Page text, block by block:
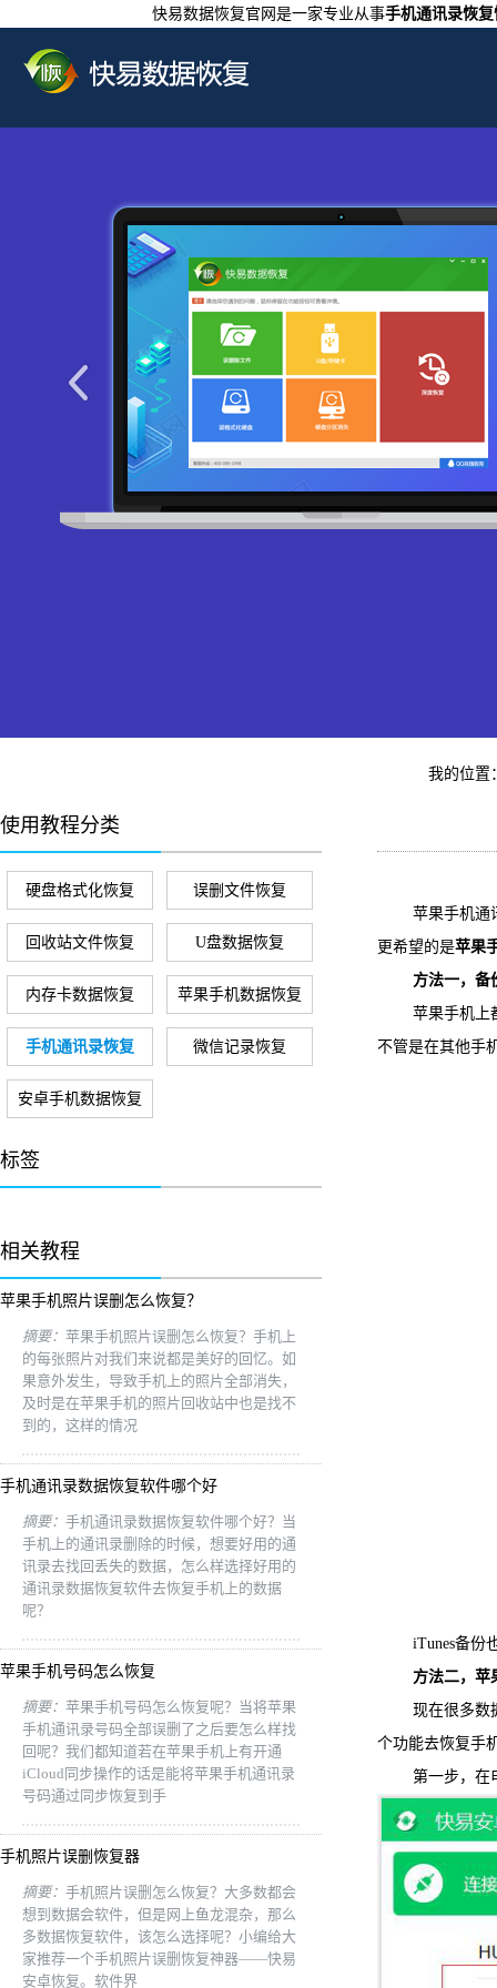
快易数据恢复官网是一家专业从事手机通讯录恢
我的位置
使用教程分类
硬盘格式化恢复 误删文件恢复
回收站文件恢复 U盘数据恢复
内存卡数据恢复 苹果手机数据恢复
手机通讯录恢复 微信记录恢复
安卓手机数据恢复
标签
相关教程
苹果手机照片误删怎么恢复？
摘要： 苹果手机照片误删怎么恢复？手机上
的每张照片对我们来说都是美好的回忆。如
果意外发生，导致手机上的照片全部消失，
及时是在苹果手机的照片回收站中也是找不
到的，这样的情况
手机通讯录数据恢复软件哪个好
摘要： 手机通讯录数据恢复软件哪个好？当
手机上的通讯录删除的时候，想要好用的通
讯录去找回丢失的数据，怎么样选择好用的
通讯录数据恢复软件去恢复手机上的数据
呢？
苹果手机号码怎么恢复
摘要： 苹果手机号码怎么恢复呢？当将苹果
手机通讯录号码全部误删了之后要怎么样找
回呢？我们都知道若在苹果手机上有开通
iCloud同步操作的话是能将苹果手机通讯录
号码通过同步恢复到手
手机照片误删恢复器
摘要： 手机照片误删怎么恢复？大多数都会
想到数据会软件，但是网上鱼龙混杂，那么
多数据恢复软件，该怎么选择呢？小编给大
家推荐一个手机照片误删恢复神器——快易
安卓恢复。软件界
苹果手机通讯
更希望的是苹果
方法一，备
苹果手机上都
不管是在其他手
iTunes备份也
方法二，苹
现在很多数据
个功能去恢复手
第一步，在电